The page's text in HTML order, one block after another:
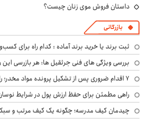
داستان فروش موی زنان چیست؟
بازرگانی
ثبت برند یا خرید برند آماده : کدام راه برای
بررسی ویژگی های فنی جرثقیل ها: هر بازرسی این
۷ اقدام ضروری پس از تشکیل پرونده مواد مخدر؛ راهنمای خانواده‌ها
راهی مطمئن برای حفظ ارزش پول در شرایط
چیدمان کیف مدرسه؛ چگونه یک کیف مرتب و